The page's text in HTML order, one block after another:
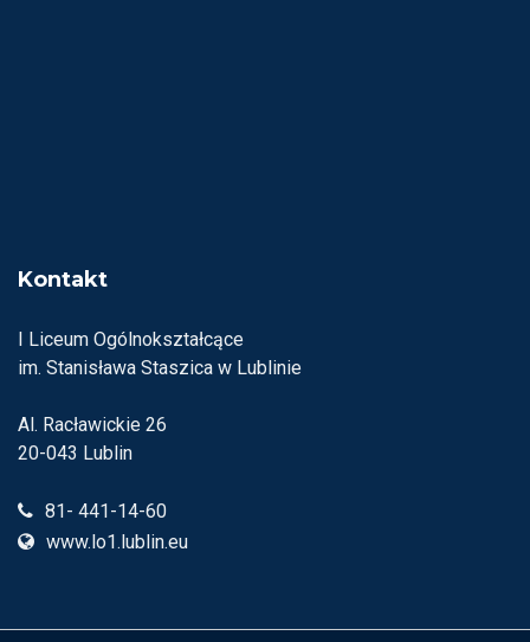
Kontakt
I Liceum Ogólnokształcące
im. Stanisława Staszica w Lublinie
Al. Racławickie 26
20-043 Lublin
81- 441-14-60
www.lo1.lublin.eu